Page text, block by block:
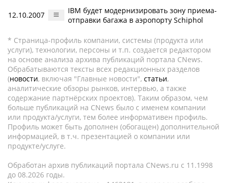
12.10.2007
IBM будет модернизировать зону приема-
отправки багажа в аэропорту Schiphol
* Страница-профиль компании, системы (продукта или
услуги), технологии, персоны и т.п. создается редактором
на основе анализа архива публикаций портала CNews.
Обрабатываются тексты всех редакционных разделов
(новости, включая "Главные новости", статьи,
аналитические обзоры рынков, интервью, а также
содержание партнёрских проектов). Таким образом, чем
больше публикаций на CNews было с именем компании
или продукта/услуги, тем более информативен профиль.
Профиль может быть дополнен (обогащен) дополнительной
информацией, в т.ч. презентацией о компании или
продукте/услуге.
Обработан архив публикаций портала CNews.ru c 11.1998
до 08.2026 годы.